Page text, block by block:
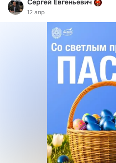
Сергей Евгеньевич
12 апр